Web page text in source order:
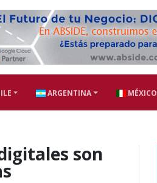
ARGENTINA MÉXICO
son